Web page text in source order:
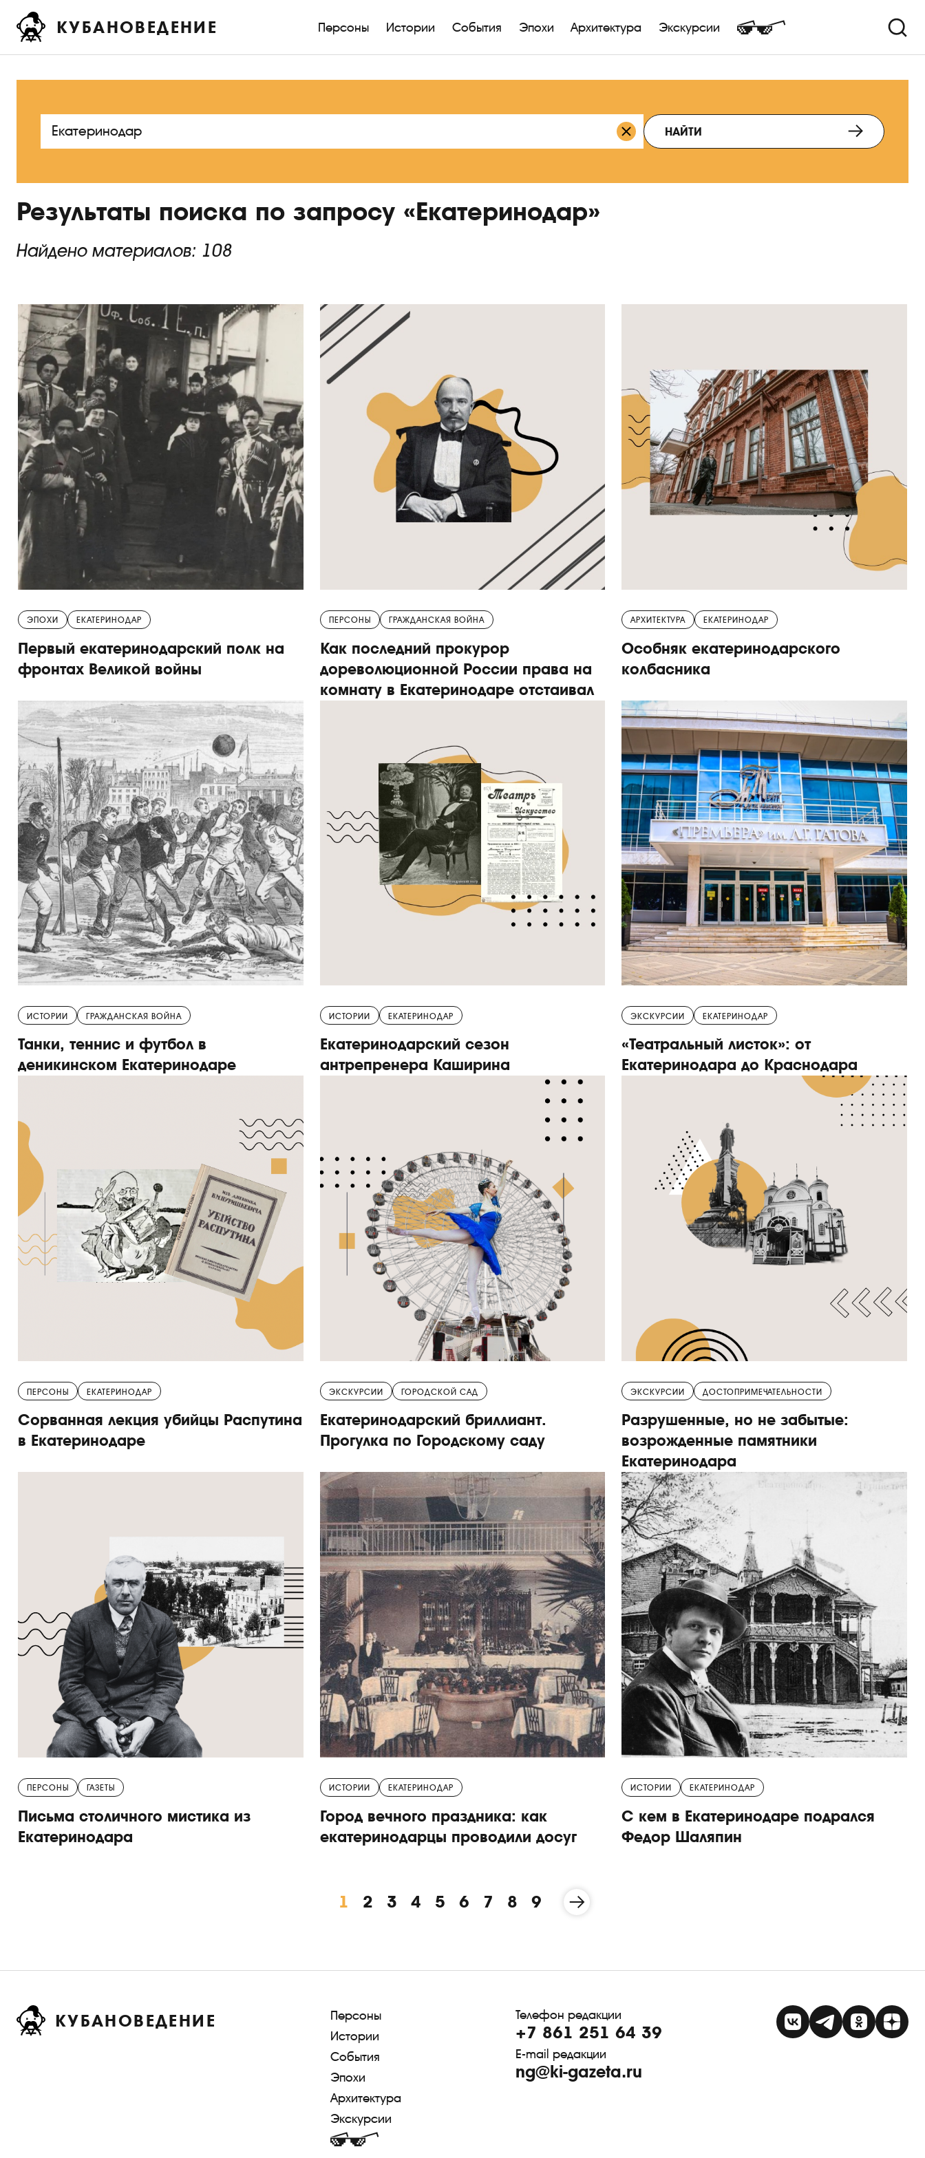
КУБАНОВЕДЕНИЕ Персоны Истории События Эпохи Архитектура Экскурсии
НАЙТИ
Результаты поиска по запросу «Екатеринодар»
Найдено материалов: 108
ЭПОХИ ЕКАТЕРИНОДАР
Первый екатеринодарский полк на
фронтах Великой войны
ПЕРСОНЫ ГРАЖДАНСКАЯ ВОЙНА
Как последний прокурор
дореволюционной России права на
комнату в Екатеринодаре отстаивал
АРХИТЕКТУРА ЕКАТЕРИНОДАР
Особняк екатеринодарского
колбасника
ИСТОРИИ ГРАЖДАНСКАЯ ВОЙНА
Танки, теннис и футбол в
деникинском Екатеринодаре
ИСТОРИИ ЕКАТЕРИНОДАР
Екатеринодарский сезон
антрепренера Каширина
ЭКСКУРСИИ ЕКАТЕРИНОДАР
«Театральный листок»: от
Екатеринодара до Краснодара
ПЕРСОНЫ ЕКАТЕРИНОДАР
Сорванная лекция убийцы Распутина
в Екатеринодаре
ЭКСКУРСИИ ГОРОДСКОЙ САД
Екатеринодарский бриллиант.
Прогулка по Городскому саду
ЭКСКУРСИИ ДОСТОПРИМЕЧАТЕЛЬНОСТИ
Разрушенные, но не забытые:
возрожденные памятники
Екатеринодара
ПЕРСОНЫ ГАЗЕТЫ
Письма столичного мистика из
Екатеринодара
ИСТОРИИ ЕКАТЕРИНОДАР
Город вечного праздника: как
екатеринодарцы проводили досуг
ИСТОРИИ ЕКАТЕРИНОДАР
С кем в Екатеринодаре подрался
Федор Шаляпин
1 2 3 4 5 6 7 8 9
КУБАНОВЕДЕНИЕ
Персоны
Истории
События
Эпохи
Архитектура
Экскурсии
Телефон редакции
+7 861 251 64 39
E-mail редакции
ng@ki-gazeta.ru